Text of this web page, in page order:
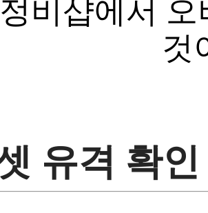
비샵에서
것
유격 확인